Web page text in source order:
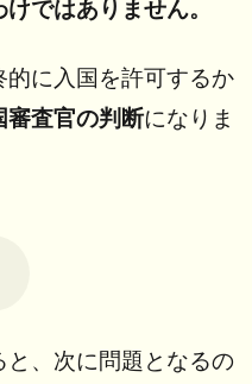
ではありません。
的に入国を許可するか
審査官の判断になりま
、次に問題となるの